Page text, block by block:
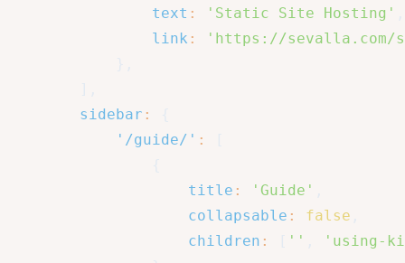
text : 'Static Site Hosting'
link :
'https://
sidebar :
'/guide/' :
title : 'Guide'
collapsable : false
children : ''
'using-